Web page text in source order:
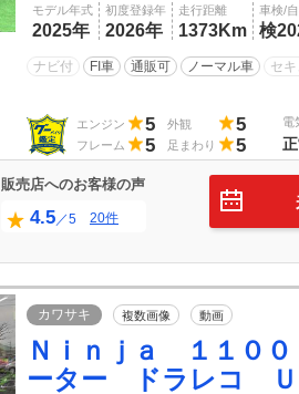
モデル年式
2025年
初度登録年
2026年
走行距離
1373Km
車検/
検
ナビ付 FI車 通販可 ノーマル車 セ
エンジン 5 外観 5
フレーム 5 足まわり 5
電
販売店へのお客様の声
4.5／5 20件
カワサキ 複数画像 動画
Ｎｉｎｊａ １１０
ーター ドラレコ Ｕ